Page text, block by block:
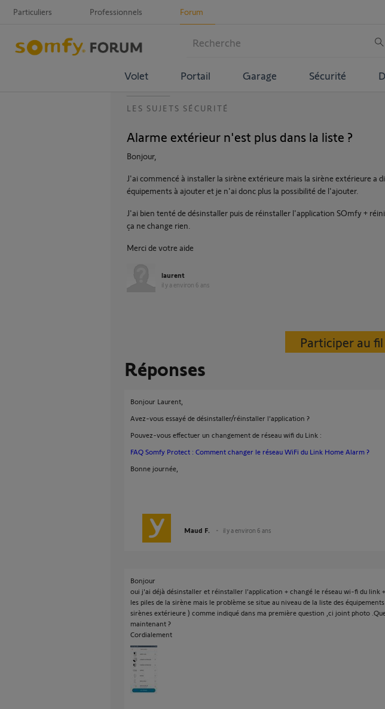
Particuliers Professionnels Forum
Volet Portail Garage Sécurité
LES SUJETS SÉCURITÉ
Alarme extérieur n'est plus dans la liste ?
Bonjour,
J'ai commencé à installer la sirène extérieure mais la sirène extérieure a
équipements à ajouter et je n'ai donc plus la possibilité de l'ajouter.
J'ai bien tenté de désinstaller puis de réinstaller l'application SOmfy +
ça ne change rien.
Merci de votre aide
laurent
il y a environ 6 ans
Participer au
Réponses
Bonjour Laurent,
Avez-vous essayé de désinstaller/réinstaller l'application ?
Pouvez-vous effectuer un changement de réseau wifi du Link :
FAQ Somfy Protect : Comment changer le réseau WiFi du Link Home Alarm ?
Bonne journée,
Maud F. il y a environ 6 ans
Bonjour
oui j'ai déjà désinstaller et réinstaller l'application + changé le réseau wi-fi du link
les piles de la sirène mais le problème se situe au niveau de la liste des
sirènes extérieure ) comme indiqué dans ma première question ,ci joint photo
maintenant ?
Cordialement